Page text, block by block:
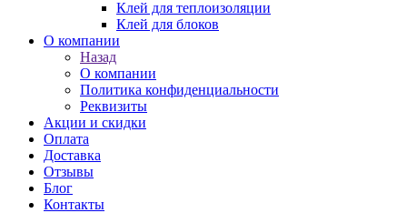
Клей для теплоизоляции
Клей для блоков
О компании
Назад
О компании
Политика конфиденциальности
Реквизиты
Акции и скидки
Оплата
Доставка
Отзывы
Блог
Контакты